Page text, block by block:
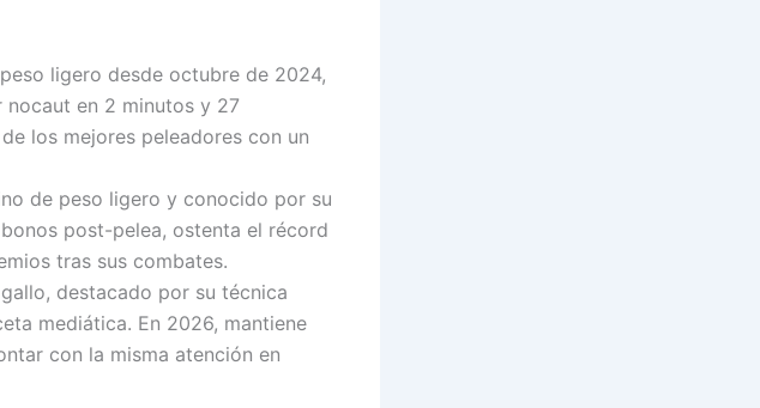
ligero desde octubre de 2024,
en 2 minutos y 27
los mejores peleadores con un
de peso ligero y conocido por su
post-pelea, ostenta el récord
tras sus combates.
destacado por su técnica
mediática. En 2026, mantiene
con la misma atención en